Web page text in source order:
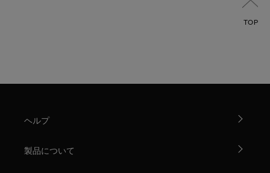
TOP
ヘルプ
製品について